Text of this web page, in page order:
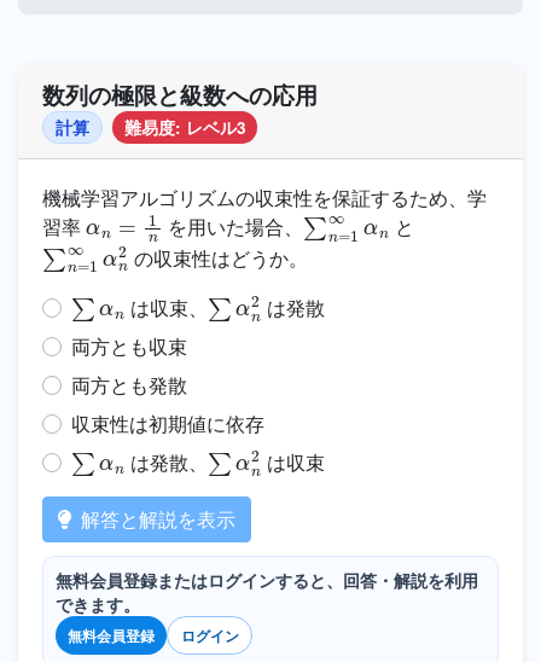
数列の極限と級数への応用
計算 難易度: レベル3
機械学習アルゴリズムの収束性を保証するため、学
習率
αn=1n
を用いた場合、
∑n=1∞αn
と
∑n=1∞ αn2
の収束性はどうか。
は収束、
n2
は発散
両方とも収束
両方とも発散
収束性は初期値に依存
∑ α n
は発散、
∑ αn2
は収束
解答と解説を表示
無料会員登録またはログインすると、回答・解説を利用
できます。
無料会員登録 ログイン